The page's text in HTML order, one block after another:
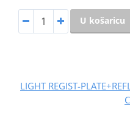
U košaricu
LIGHT REGIST-